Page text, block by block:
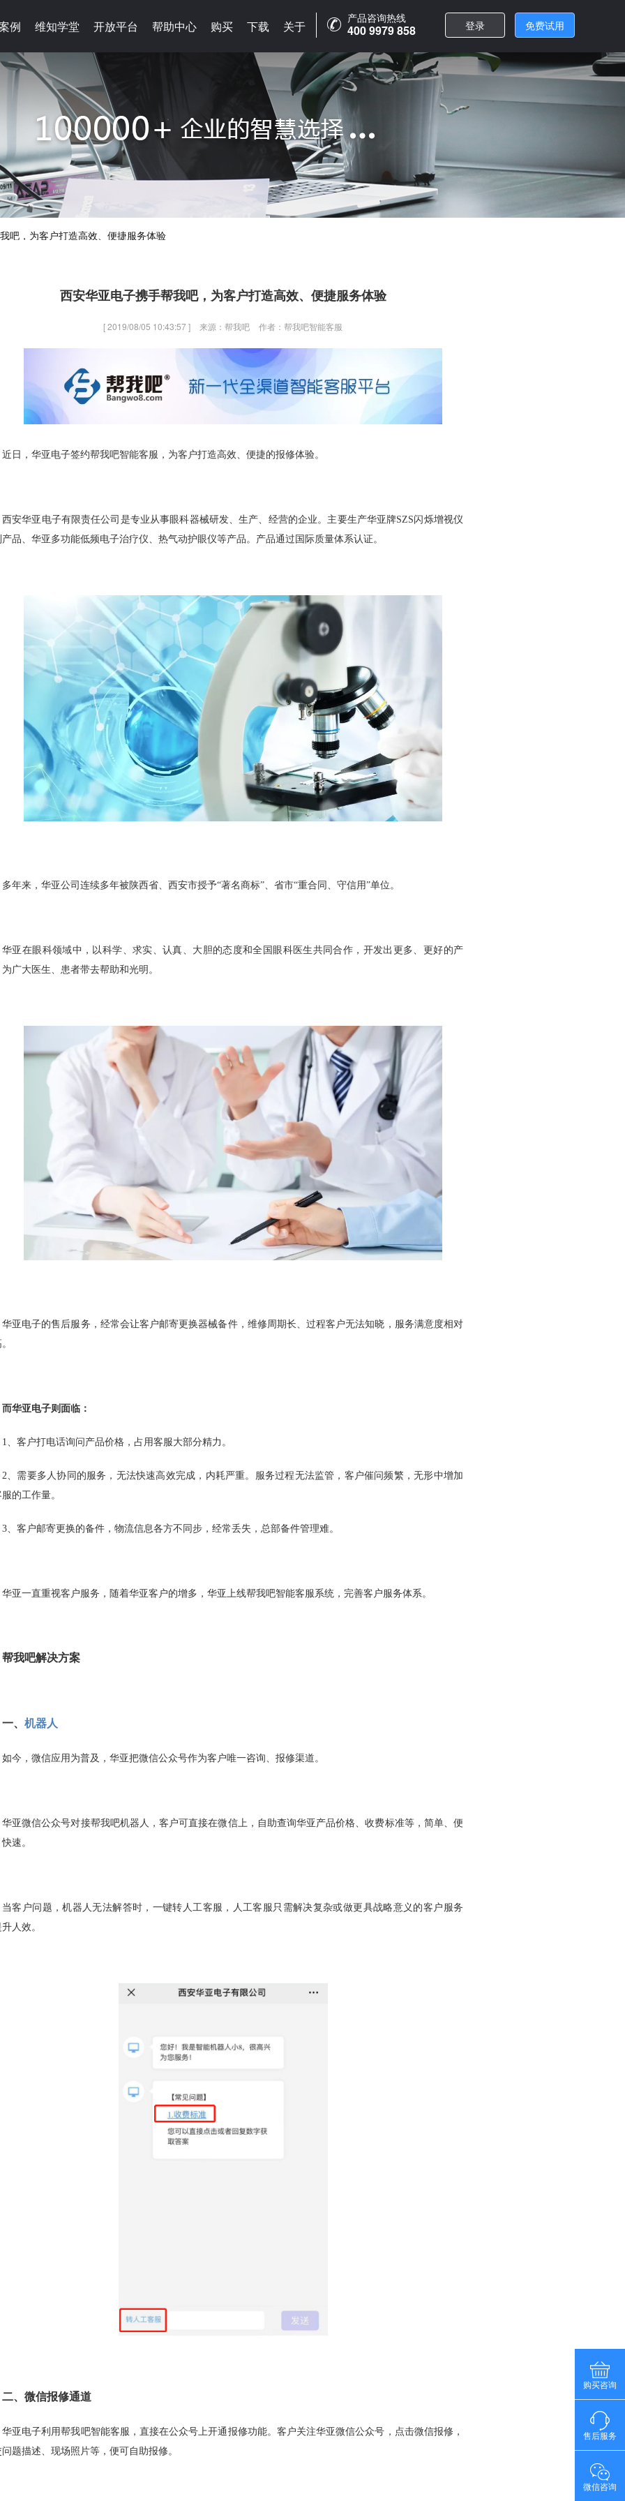
例 维知学堂 开放平台 帮助中心 购买 下载 关于
产品咨询热线
400 9979 858 登录 免费试用
例 维知学堂 开放平台 帮助中心 购买 下载 关于
产品咨询热线
400 9979 858 登录 免费试用
吧，为客户打造高效、便捷服务体验
西安华亚电子携手帮我吧，为客户打造高效、便捷服务体验
[ 2019/08/05 10:43:57 ] 来源：帮我吧 作者：帮我吧智能客服
近日，华亚电子签约帮我吧智能客服，为客户打造高效、便捷的报修体验。
西安华亚电子有限责任公司是专业从事眼科器械研发、生产、经营的企业。主要生产华亚牌SZS闪烁增视仪
品、华亚多功能低频电子治疗仪、热气动护眼仪等产品。产品通过国际质量体系认证。
多年来，华亚公司连续多年被陕西省、西安市授予“著名商标”、省市“重合同、守信用”单位。
华亚在眼科领域中，以科学、求实、认真、大胆的态度和全国眼科医生共同合作，开发出更多、更好的产
广大医生、患者带去帮助和光明。
华亚电子的售后服务，经常会让客户邮寄更换器械备件，维修周期长、过程客户无法知晓，服务满意度相对
而华亚电子则面临：
1、客户打电话询问产品价格，占用客服大部分精力。
2、需要多人协同的服务，无法快速高效完成，内耗严重。服务过程无法监管，客户催问频繁，无形中增加
的工作量。
3、客户邮寄更换的备件，物流信息各方不同步，经常丢失，总部备件管理难。
华亚一直重视客户服务，随着华亚客户的增多，华亚上线帮我吧智能客服系统，完善客户服务体系。
帮我吧解决方案
一、 机器人
如今，微信应用为普及，华亚把微信公众号作为客户唯一咨询、报修渠道。
华亚微信公众号对接帮我吧机器人，客户可直接在微信上，自助查询华亚产品价格、收费标准等，简单、便
速。
当客户问题，机器人无法解答时，一键转人工客服，人工客服只需解决复杂或做更具战略意义的客户服务
人效。
二、微信报修通道
华亚电子利用帮我吧智能客服，直接在公众号上开通报修功能。客户关注华亚微信公众号，点击微信报修，
题描述、现场照片等，便可自助报修。
购买咨询
售后服务
微信咨询